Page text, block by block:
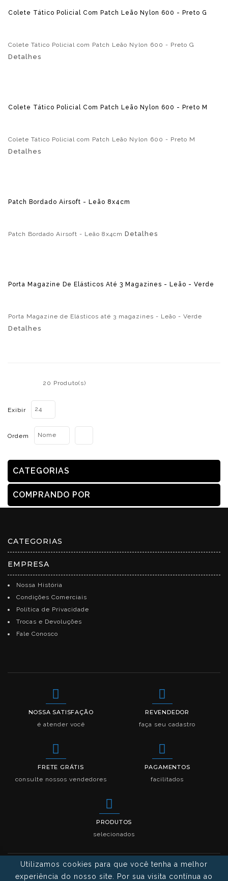
Utilizamos cookies para que você tenha a melhor
experiência do nosso site. Por sua visita contínua ao
Colete Tático Policial Com Patch Leão Nylon 600 - Preto G
Colete Tático Policial com Patch Leão Nylon 600 - Preto G
Detalhes
Colete Tático Policial Com Patch Leão Nylon 600 - Preto M
Colete Tático Policial com Patch Leão Nylon 600 - Preto M
Detalhes
Patch Bordado Airsoft - Leão 8x4cm
Patch Bordado Airsoft - Leão 8x4cm Detalhes
Porta Magazine De Elásticos Até 3 Magazines - Leão - Verde
Porta Magazine de Elásticos até 3 magazines - Leão - Verde
Detalhes
20 Produto(s)
Exibir 24
Ordem Nome
CATEGORIAS
COMPRANDO POR
CATEGORIAS
EMPRESA
Nossa História
Condições Comerciais
Política de Privacidade
Trocas e Devoluções
Fale Conosco
NOSSA SATISFAÇÃO
é atender você
REVENDEDOR
faça seu cadastro
FRETE GRÁTIS
consulte nossos vendedores
PAGAMENTOS
facilitados
PRODUTOS
selecionados